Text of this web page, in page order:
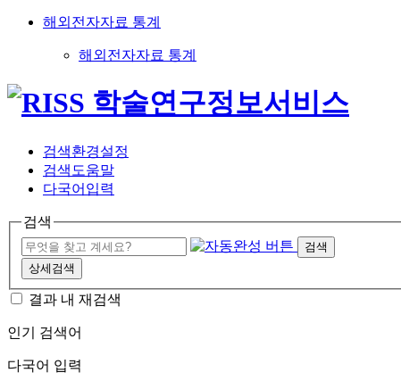
해외전자자료 통계
해외전자자료 통계
검색환경설정
검색도움말
다국어입력
검색
검색
상세검색
결과 내 재검색
인기 검색어
다국어 입력